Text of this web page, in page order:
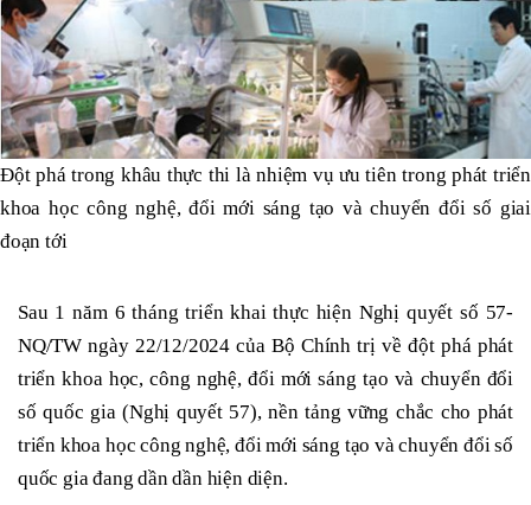
Đột phá trong khâu thực thi là nhiệm vụ ưu tiên trong phát triển
khoa học công nghệ, đổi mới sáng tạo và chuyển đổi số giai
đoạn tới
Sau 1 năm 6 tháng triển khai thực hiện Nghị quyết số 57-
NQ/TW ngày 22/12/2024 của Bộ Chính trị về đột phá phát
triển khoa học, công nghệ, đổi mới sáng tạo và chuyển đổi
số quốc gia (Nghị quyết 57), nền tảng vững chắc cho phát
triển khoa học công nghệ, đổi mới sáng tạo và chuyển đổi số
quốc gia đang dần dần hiện diện.